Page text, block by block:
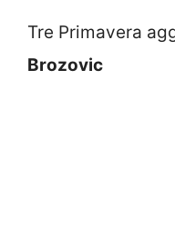
Tre Primavera
Brozovic